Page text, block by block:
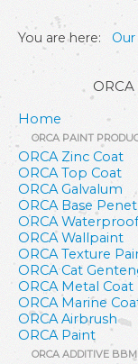
You are here:
Home
ORCA PAINT
ORCA Zinc Coat
ORCA Top Coat
ORCA Galvalum
ORCA Base
ORCA Waterproof
ORCA Wallpaint
ORCA Texture
ORCA Cat
ORCA Metal Coat
ORCA Marine
ORCA Airbrush
ORCA Paint
ORCA ADDITIVE BBM